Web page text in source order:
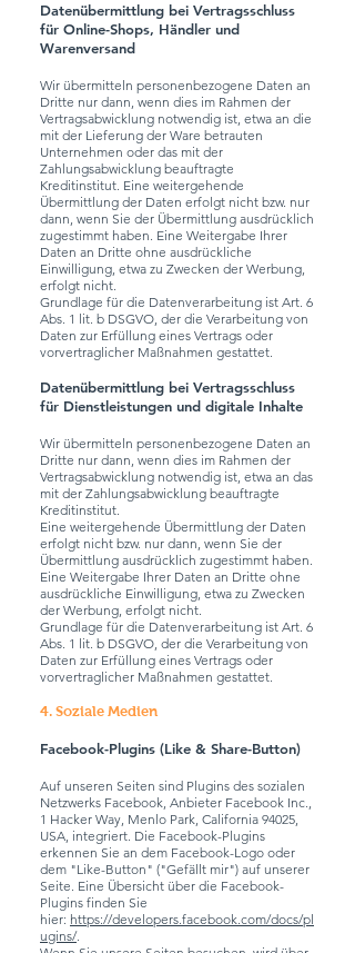
Datenübermittlung bei Vertragsschluss
für Online-Shops, Händler und
Warenversand
Wir übermitteln personenbezogene Daten an
Dritte nur dann, wenn dies im Rahmen der
Vertragsabwicklung notwendig ist, etwa an die
mit der Lieferung der Ware betrauten
Unternehmen oder das mit der
Zahlungsabwicklung beauftragte
Kreditinstitut. Eine weitergehende
Übermittlung der Daten erfolgt nicht bzw. nur
dann, wenn Sie der Übermittlung ausdrücklich
zugestimmt haben. Eine Weitergabe Ihrer
Daten an Dritte ohne ausdrückliche
Einwilligung, etwa zu Zwecken der Werbung,
erfolgt nicht.
Grundlage für die Datenverarbeitung ist Art. 6
Abs. 1 lit. b DSGVO, der die Verarbeitung von
Daten zur Erfüllung eines Vertrags oder
vorvertraglicher Maßnahmen gestattet.
Datenübermittlung bei Vertragsschluss
für Dienstleistungen und digitale Inhalte
Wir übermitteln personenbezogene Daten an
Dritte nur dann, wenn dies im Rahmen der
Vertragsabwicklung notwendig ist, etwa an das
mit der Zahlungsabwicklung beauftragte
Kreditinstitut.
Eine weitergehende Übermittlung der Daten
erfolgt nicht bzw. nur dann, wenn Sie der
Übermittlung ausdrücklich zugestimmt haben.
Eine Weitergabe Ihrer Daten an Dritte ohne
ausdrückliche Einwilligung, etwa zu Zwecken
der Werbung, erfolgt nicht.
Grundlage für die Datenverarbeitung ist Art. 6
Abs. 1 lit. b DSGVO, der die Verarbeitung von
Daten zur Erfüllung eines Vertrags oder
vorvertraglicher Maßnahmen gestattet.
4. Soziale Medien
Facebook-Plugins (Like & Share-Button)
Auf unseren Seiten sind Plugins des sozialen
Netzwerks Facebook, Anbieter Facebook Inc.,
1 Hacker Way, Menlo Park, California 94025,
USA, integriert. Die Facebook-Plugins
erkennen Sie an dem Facebook-Logo oder
dem "Like-Button" ("Gefällt mir") auf unserer
Seite. Eine Übersicht über die Facebook-
Plugins finden Sie
hier: https://developers.facebook.com/docs/pl
ugins/.